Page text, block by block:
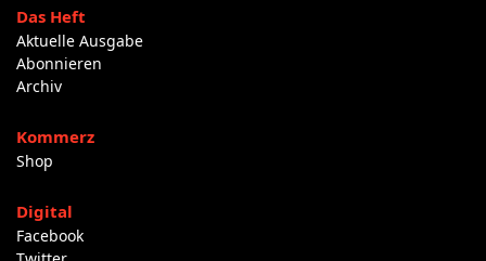
Das Heft
Aktuelle Ausgabe
Abonnieren
Archiv
Kommerz
Shop
Digital
Facebook